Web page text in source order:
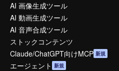
AI 画像生成ツール
AI 動画生成ツール
AI 音声合成ツール
ストックコンテンツ
Claude/ChatGPT向けMCP 新規
エージェント 新規